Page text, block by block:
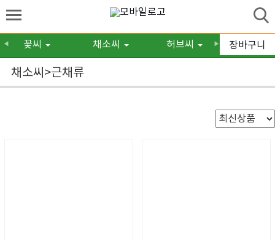
◀ 꽃씨 채소씨 허브씨 구근/숙
▶ 장바구니
채소씨>근채류